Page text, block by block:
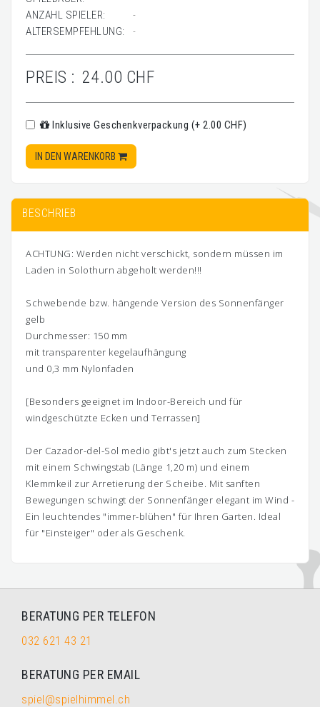
ANZAHL SPIELER:
-
ALTERSEMPFEHLUNG:
-
PREIS : 24.00 CHF
Inklusive Geschenkverpackung (+ 2.00 CHF)
IN DEN WARENKORB
BESCHRIEB
ACHTUNG: Werden nicht verschickt, sondern müssen im
Laden in Solothurn abgeholt werden!!!
Schwebende bzw. hängende Version des Sonnenfänger
gelb
Durchmesser: 150 mm
mit transparenter kegelaufhängung
und 0,3 mm Nylonfaden
[Besonders geeignet im Indoor-Bereich und für
windgeschützte Ecken und Terrassen]
Der Cazador-del-Sol medio gibt's jetzt auch zum Stecken
mit einem Schwingstab (Länge 1,20 m) und einem
Klemmkeil zur Arretierung der Scheibe. Mit sanften
Bewegungen schwingt der Sonnenfänger elegant im Wind -
Ein leuchtendes "immer-blühen" für Ihren Garten. Ideal
für "Einsteiger" oder als Geschenk.
BERATUNG PER TELEFON
032 621 43 21
BERATUNG PER EMAIL
spiel@spielhimmel.ch